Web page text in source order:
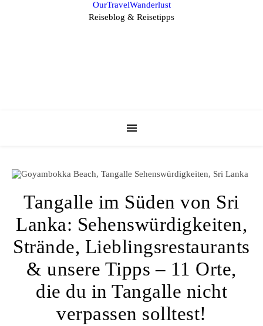
OurTravelWanderlust
Reiseblog & Reisetipps
Tangalle im Süden von Sri
Lanka: Sehenswürdigkeiten,
Strände, Lieblingsrestaurants
& unsere Tipps – 11 Orte,
die du in Tangalle nicht
verpassen solltest!